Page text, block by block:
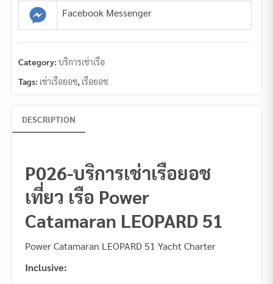
Facebook Messenger
Category: บริการเช่าเรือ
Tags: เช่าเรือยอช, เรือยอช
DESCRIPTION
P026-บริการเช่าเรือยอช
เที่ยว เรือ Power
Catamaran LEOPARD 51
Power Catamaran LEOPARD 51 Yacht Charter
Inclusive: